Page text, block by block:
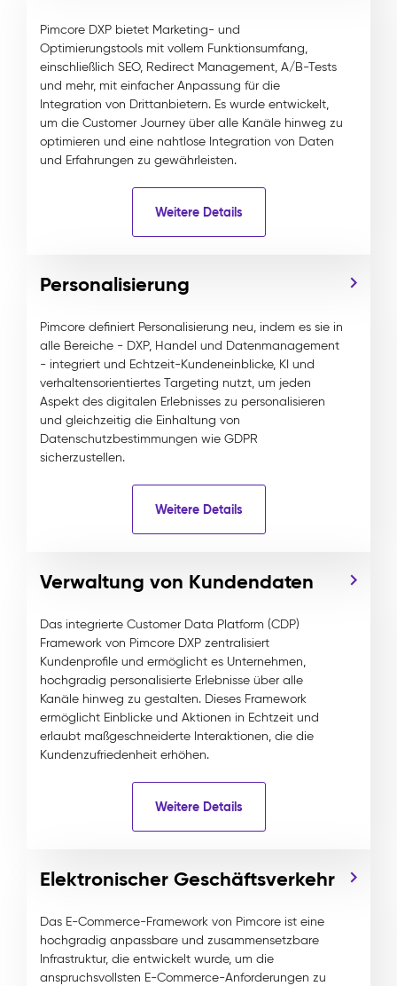
Pimcore DXP bietet Marketing- und
Optimierungstools mit vollem Funktionsumfang,
einschließlich SEO, Redirect Management, A/B-Tests
und mehr, mit einfacher Anpassung für die
Integration von Drittanbietern. Es wurde entwickelt,
um die Customer Journey über alle Kanäle hinweg zu
optimieren und eine nahtlose Integration von Daten
und Erfahrungen zu gewährleisten.
Weitere Details
Personalisierung
Pimcore definiert Personalisierung neu, indem es sie in
alle Bereiche - DXP, Handel und Datenmanagement
- integriert und Echtzeit-Kundeneinblicke, KI und
verhaltensorientiertes Targeting nutzt, um jeden
Aspekt des digitalen Erlebnisses zu personalisieren
und gleichzeitig die Einhaltung von
Datenschutzbestimmungen wie GDPR
sicherzustellen.
Weitere Details
Verwaltung von Kundendaten
Das integrierte Customer Data Platform (CDP)
Framework von Pimcore DXP zentralisiert
Kundenprofile und ermöglicht es Unternehmen,
hochgradig personalisierte Erlebnisse über alle
Kanäle hinweg zu gestalten. Dieses Framework
ermöglicht Einblicke und Aktionen in Echtzeit und
erlaubt maßgeschneiderte Interaktionen, die die
Kundenzufriedenheit erhöhen.
Weitere Details
Elektronischer Geschäftsverkehr
Das E-Commerce-Framework von Pimcore ist eine
hochgradig anpassbare und zusammensetzbare
Infrastruktur, die entwickelt wurde, um die
anspruchsvollsten E-Commerce-Anforderungen zu